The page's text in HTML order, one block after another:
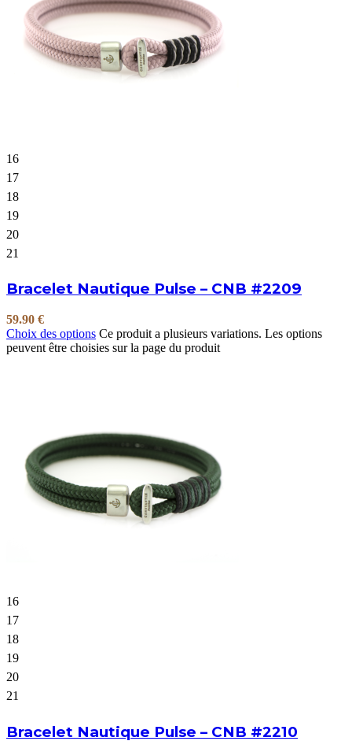
16
17
18
19
20
21
Bracelet Nautique Pulse – CNB #2209
59.90 €
Choix des options Ce produit a plusieurs variations. Les options
peuvent être choisies sur la page du produit
16
17
18
19
20
21
Bracelet Nautique Pulse – CNB #2210